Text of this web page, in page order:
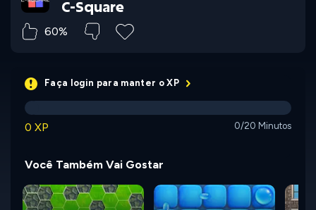
C-Square
60%
Faça login para manter o XP
0 XP 0/20 Minutos
Você Também Vai Gostar